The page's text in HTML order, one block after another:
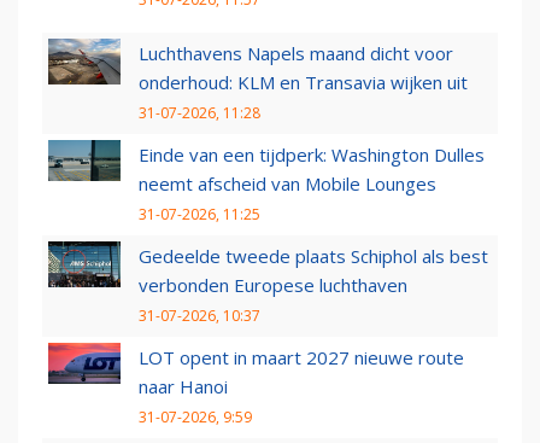
Luchthavens Napels maand dicht voor
onderhoud: KLM en Transavia wijken uit
31-07-2026, 11:28
Einde van een tijdperk: Washington Dulles
neemt afscheid van Mobile Lounges
31-07-2026, 11:25
Gedeelde tweede plaats Schiphol als best
verbonden Europese luchthaven
31-07-2026, 10:37
LOT opent in maart 2027 nieuwe route
naar Hanoi
31-07-2026, 9:59